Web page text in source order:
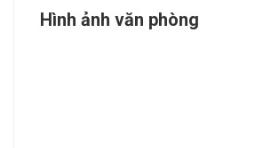
Hình ảnh văn phòng